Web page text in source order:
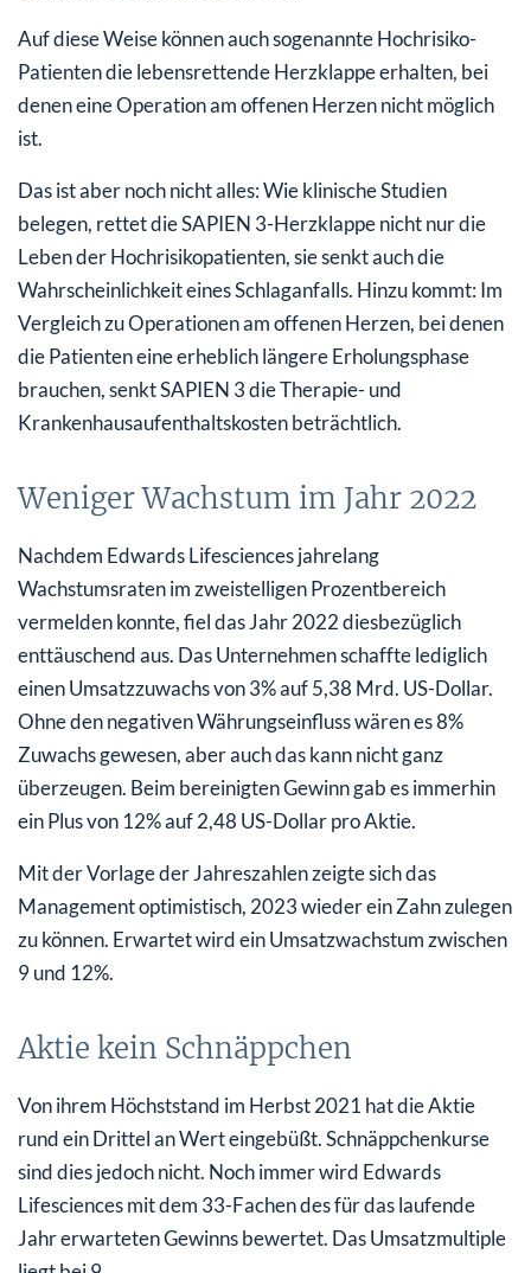
Auf diese Weise können auch sogenannte Hochrisiko-
Patienten die lebensrettende Herzklappe erhalten, bei
denen eine Operation am offenen Herzen nicht möglich
ist.
Das ist aber noch nicht alles: Wie klinische Studien
belegen, rettet die SAPIEN 3-Herzklappe nicht nur die
Leben der Hochrisikopatienten, sie senkt auch die
Wahrscheinlichkeit eines Schlaganfalls. Hinzu kommt: Im
Vergleich zu Operationen am offenen Herzen, bei denen
die Patienten eine erheblich längere Erholungsphase
brauchen, senkt SAPIEN 3 die Therapie- und
Krankenhausaufenthaltskosten beträchtlich.
Weniger Wachstum im Jahr 2022
Nachdem Edwards Lifesciences jahrelang
Wachstumsraten im zweistelligen Prozentbereich
vermelden konnte, fiel das Jahr 2022 diesbezüglich
enttäuschend aus. Das Unternehmen schaffte lediglich
einen Umsatzzuwachs von 3% auf 5,38 Mrd. US-Dollar.
Ohne den negativen Währungseinfluss wären es 8%
Zuwachs gewesen, aber auch das kann nicht ganz
überzeugen. Beim bereinigten Gewinn gab es immerhin
ein Plus von 12% auf 2,48 US-Dollar pro Aktie.
Mit der Vorlage der Jahreszahlen zeigte sich das
Management optimistisch, 2023 wieder ein Zahn zulegen
zu können. Erwartet wird ein Umsatzwachstum zwischen
9 und 12%.
Aktie kein Schnäppchen
Von ihrem Höchststand im Herbst 2021 hat die Aktie
rund ein Drittel an Wert eingebüßt. Schnäppchenkurse
sind dies jedoch nicht. Noch immer wird Edwards
Lifesciences mit dem 33-Fachen des für das laufende
Jahr erwarteten Gewinns bewertet. Das Umsatzmultiple